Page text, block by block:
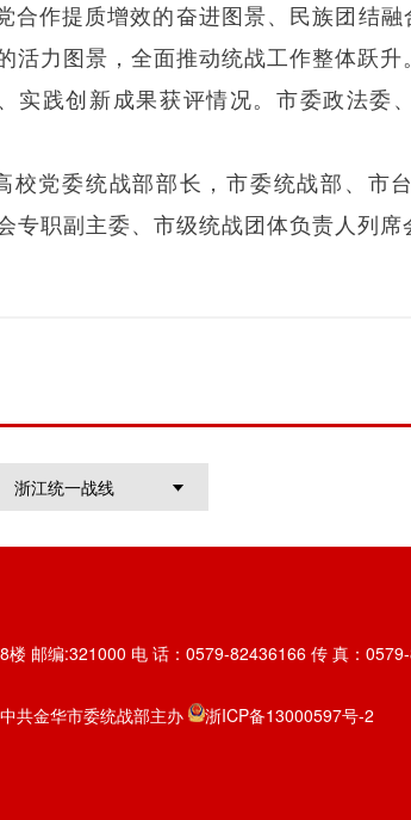
合作提质增效的奋进图景、民族团结
力图景，全面推动统战工作整体跃升。
实践创新成果获评情况。市委政法委
党委统战部部长，市委统战部、市
职副主委、市级统战团体负责人列席
浙江统一战线
楼 邮编:321000 电 话：0579-82436166 传 真：
共金华市委统战部主办 浙ICP备13000597号-2